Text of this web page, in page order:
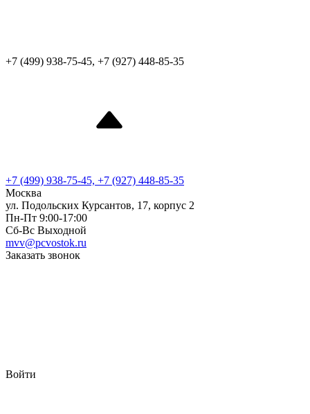
+7 (499) 938-75-45, +7 (927) 448-85-35
+7 (499) 938-75-45, +7 (927) 448-85-35
Москва
ул. Подольских Курсантов, 17, корпус 2
Пн-Пт 9:00-17:00
Сб-Вс Выходной
mvv@pcvostok.ru
Заказать звонок
Войти